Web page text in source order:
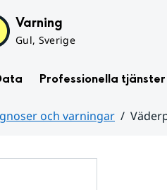
Varning
Gul, Sverige
Professionella tjänster
och varningar
för
varningar